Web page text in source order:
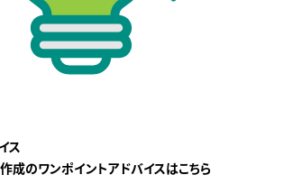
ス
成のワンポイントアドバイスはこちら